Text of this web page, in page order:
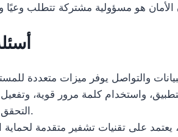
واستخدام كلمة مرور قوية،
التحقق الثنائي.